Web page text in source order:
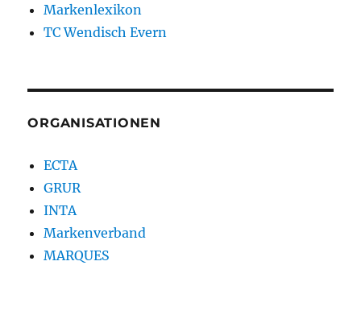
Markenlexikon
TC Wendisch Evern
ORGANISATIONEN
ECTA
GRUR
INTA
Markenverband
MARQUES